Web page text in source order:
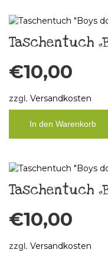
Taschentuch
€10,00
zzgl. Versandkosten
In den Warenkorb
Taschentuch
€10,00
zzgl. Versandkosten